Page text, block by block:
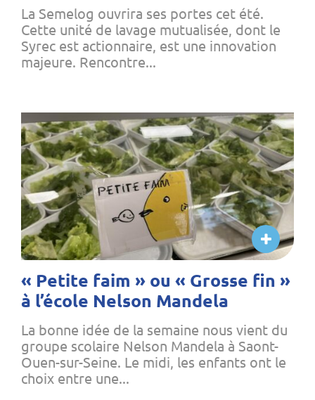
La Semelog ouvrira ses portes cet été.
Cette unité de lavage mutualisée, dont le
Syrec est actionnaire, est une innovation
majeure. Rencontre...
« Petite faim » ou « Grosse fin »
à l’école Nelson Mandela
La bonne idée de la semaine nous vient du
groupe scolaire Nelson Mandela à Saont-
Ouen-sur-Seine. Le midi, les enfants ont le
choix entre une...